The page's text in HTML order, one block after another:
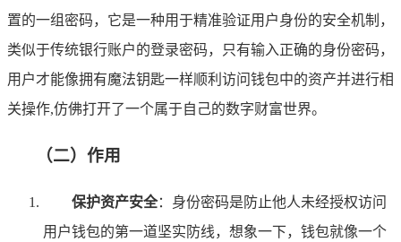
置的一组密码，它是一种用于精准验证用户身份的安全机制，
类似于传统银行账户的登录密码，只有输入正确的身份密码，
用户才能像拥有魔法钥匙一样顺利访问钱包中的资产并进行相
关操作,仿佛打开了一个属于自己的数字财富世界。
（二）作用
保护资产安全：身份密码是防止他人未经授权访问
用户钱包的第一道坚实防线，想象一下，钱包就像一个